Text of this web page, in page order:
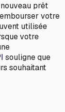
prêt
votre
utilisée
votre
souligne que
souhaitant